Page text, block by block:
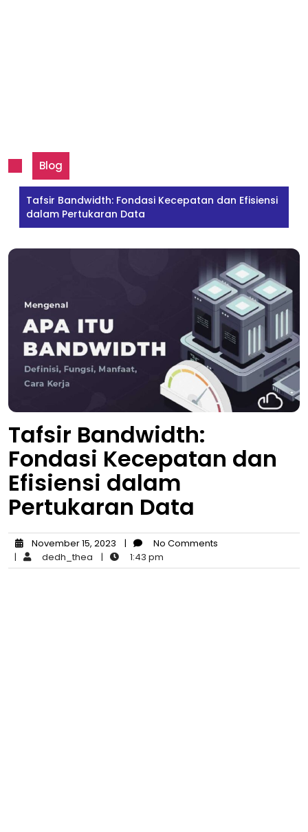
Blog
Tafsir Bandwidth: Fondasi Kecepatan dan Efisiensi
dalam Pertukaran Data
Tafsir Bandwidth:
Fondasi Kecepatan dan
Efisiensi dalam
Pertukaran Data
November 15, 2023 |
No Comments
|
dedh_thea | 1:43 pm